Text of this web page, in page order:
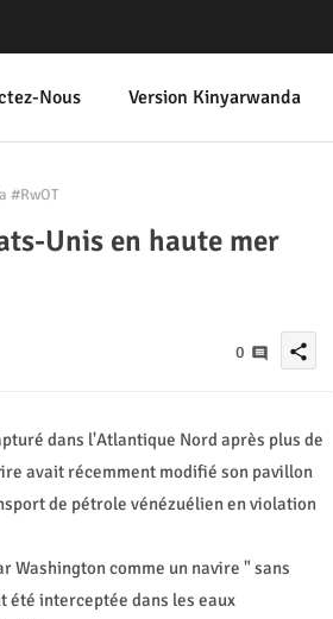
Nous Version Kinyarwanda
#RwOT
Unis en haute mer
0 share
dans l'Atlantique Nord après plus de
avait récemment modifié son pavillon
de pétrole vénézuélien en violation
Washington comme un navire " sans
été interceptée dans les eaux